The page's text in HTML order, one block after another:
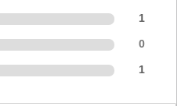
1
0
1